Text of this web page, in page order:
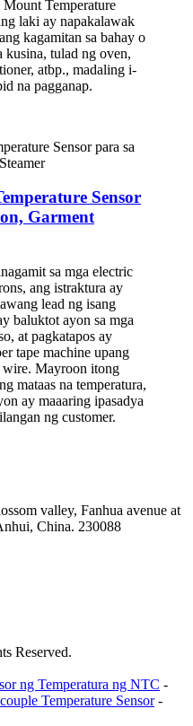
Temperature
laki ay napakalawak
kagamitan sa bahay o
kusina, tulad ng oven,
atbp., madaling i-
na pagganap.
Sensor
Garment
sa mga electric
ang istraktura ay
lead ng isang
baluktot ayon sa mga
at pagkatapos ay
tape machine upang
wire. Mayroon itong
mataas na temperatura,
ay maaaring ipasadya
ng customer.
valley, Fanhua avenue at
China. 230088
Reserved.
ng Temperatura ng NTC -
Temperature Sensor-